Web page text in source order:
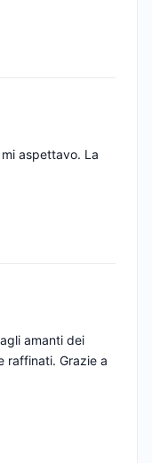
aspettavo. La
amanti dei
raffinati. Grazie a